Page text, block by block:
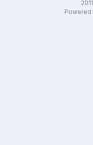
Powered